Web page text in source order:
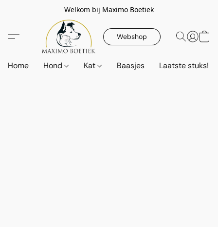
Welkom bij Maximo Boetiek
Webshop
Home Hond Kat Baasjes Laatste stuks!